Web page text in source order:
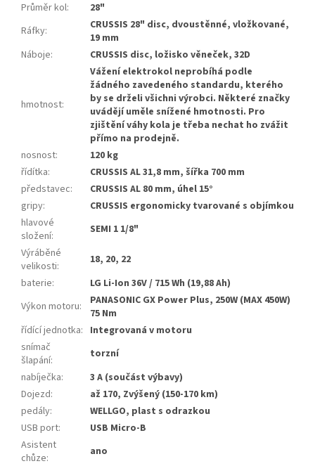
Průměr kol:
28"
Ráfky:
CRUSSIS 28" disc, dvoustěnné, vložkované,
19 mm
Náboje: CRUSSIS disc, ložisko věneček, 32D
hmotnost:
Vážení elektrokol neprobíhá podle
žádného zavedeného standardu, kterého
by se drželi všichni výrobci. Některé značky
uvádějí uměle snížené hmotnosti. Pro
zjištění váhy kola je třeba nechat ho zvážit
přímo na prodejně.
nosnost:
120 kg
řídítka:
CRUSSIS AL 31,8 mm, šířka 700 mm
představec:
CRUSSIS AL 80 mm, úhel 15°
gripy:
CRUSSIS ergonomicky tvarované s objímkou
hlavové
složení:
SEMI 1 1/8"
Výráběné
velikosti:
18, 20, 22
baterie:
LG Li-Ion 36V / 715 Wh (19,88 Ah)
Výkon motoru:
PANASONIC GX Power Plus, 250W (MAX 450W)
75 Nm
řídící jednotka: Integrovaná v motoru
snímač
šlapání:
torzní
nabíječka:
3 A (součást výbavy)
Dojezd:
až 170, Zvýšený (150-170 km)
pedály:
WELLGO, plast s odrazkou
USB port:
USB Micro-B
Asistent
chůze:
ano